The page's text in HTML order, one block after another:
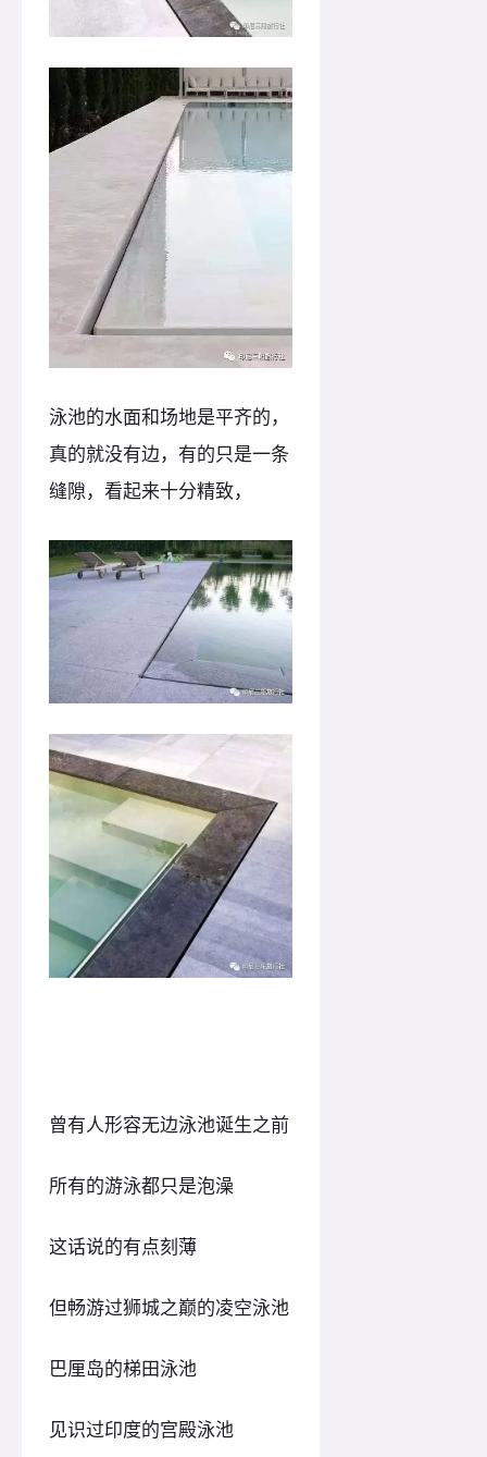
泳池的水面和场地是平齐的，
真的就没有边，有的只是一条
缝隙，看起来十分精致，
曾有人形容无边泳池诞生之前
所有的游泳都只是泡澡
这话说的有点刻薄
但畅游过狮城之巅的凌空泳池
巴厘岛的梯田泳池
见识过印度的宫殿泳池